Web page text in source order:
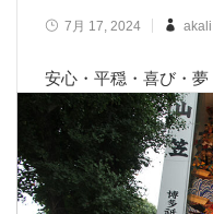
7月 17, 2024 akali
安心・平穏・喜び・
あなたの全てが一番
と時に、、、 ★★
般 1500円 30分 （30
占い鑑定料